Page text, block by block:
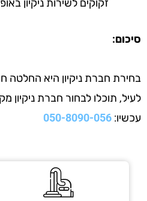
זקוקים לשירות ניקיון
סיכום:
בחירת חברת ניקיון היא החלטה
לעיל, תוכלו לבחור חברת
עכשיו: